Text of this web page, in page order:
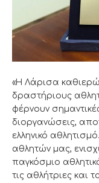
«Η Λάρισα
δραστήριους
φέρνουν
διοργανώσεις,
ελληνικό
αθλητών μας,
παγκόσμιο
τις αθλήτριες και